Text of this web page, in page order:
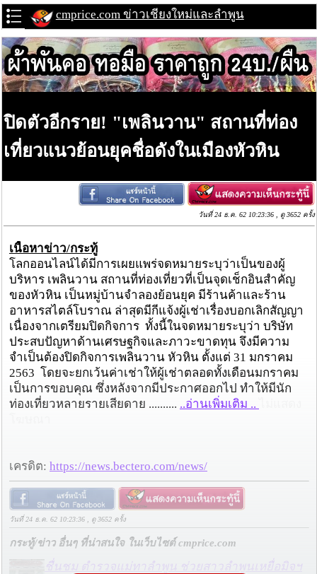
cmprice.com ข่าวเชียงใหม่และลำพูน
ปิดตัวอีกราย! "เพลินวาน" สถานที่ท่อง
เที่ยวแนวย้อนยุคชื่อดังในเมืองหัวหิน
วันที่ 24 ธ.ค. 62 10:23:36 , ดู 3652 ครั้ง
เนื้อหาข่าว/กระทู้
โลกออนไลน์ได้มีการเผยแพร่จดหมายระบุว่าเป็นของผู้
บริหาร เพลินวาน สถานที่ท่องเที่ยวที่เป็นจุดเช็กอินสำคัญ
ของหัวหิน เป็นหมู่บ้านจำลองย้อนยุค มีร้านค้าและร้าน
อาหารสไตล์โบราณ ล่าสุดมีกีแจ้งผู้เช่าเรื่องบอกเลิกสัญญา
เนื่องจากเตรียมปิดกิจการ ทั้งนี้ในจดหมายระบุว่า บริษัท
ประสบปัญหาด้านเศรษฐกิจและภาวะขาดทุน จึงมีความ
จำเป็นต้องปิดกิจการเพลินวาน หัวหิน ตั้งแต่ 31 มกราคม
2563 โดยจะยกเว้นค่าเช่าให้ผู้เช่าตลอดทั้งเดือนมกราคม
เป็นการขอบคุณ ซึ่งหลังจากมีประกาศออกไป ทำให้มีนัก
ท่องเที่ยวหลายรายเสียดาย .......... ..อ่านเพิ่มเติม ..
เครดิต: https://news.bectero.com/news/
วันที่ 24 ธ.ค. 62 10:23:36 , ดู 3652 ครั้ง
กระทู้/ข่าว อื่นๆ ที่น่าสนใจ ในเว็บไซต์ cmprice.com
ชื่นชม ตำรวจแม่ทาลำพูน ช่วยสาวลำพูนเหยื่อมิจฯ